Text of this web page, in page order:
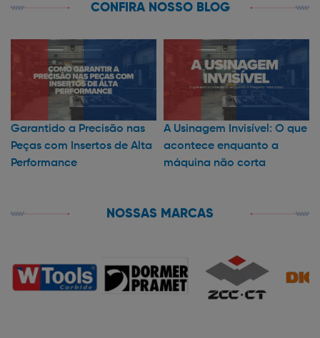
CONFIRA NOSSO BLOG
Garantido a Precisão nas
Peças com Insertos de Alta
Performance
A Usinagem Invisível: O que
acontece enquanto a
máquina não corta
NOSSAS MARCAS